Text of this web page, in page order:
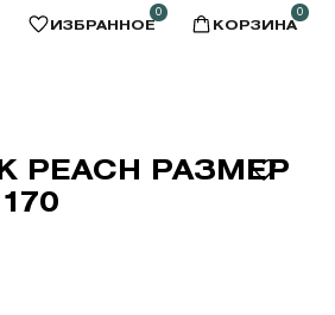
ИЗБРАННОЕ
0
КОРЗИНА
0
PEACH РАЗМЕР